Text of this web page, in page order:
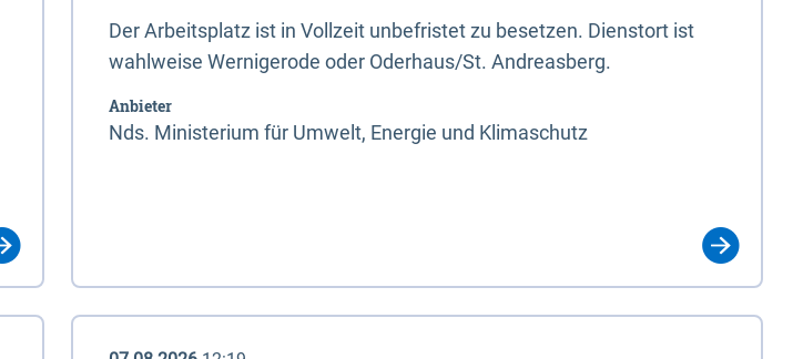
Der Arbeitsplatz ist in Vollzeit unbefristet zu besetzen. Dienstort ist
wahlweise Wernigerode oder Oderhaus/St. Andreasberg.
Anbieter
Nds. Ministerium für Umwelt, Energie und Klimaschutz